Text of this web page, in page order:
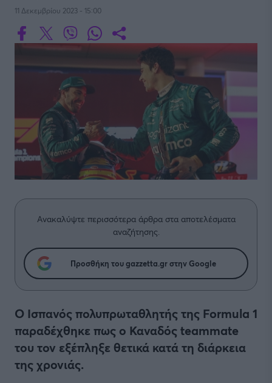
11 Δεκεμβρίου 2023 - 15:00
Ανακαλύψτε περισσότερα άρθρα στα αποτελέσματα
αναζήτησης.
Προσθήκη του gazzetta.gr στην Google
Ο Ισπανός πολυπρωταθλητής της Formula 1
παραδέχθηκε πως ο Καναδός teammate
του τον εξέπληξε θετικά κατά τη διάρκεια
της χρονιάς.